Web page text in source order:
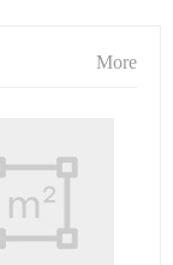
More